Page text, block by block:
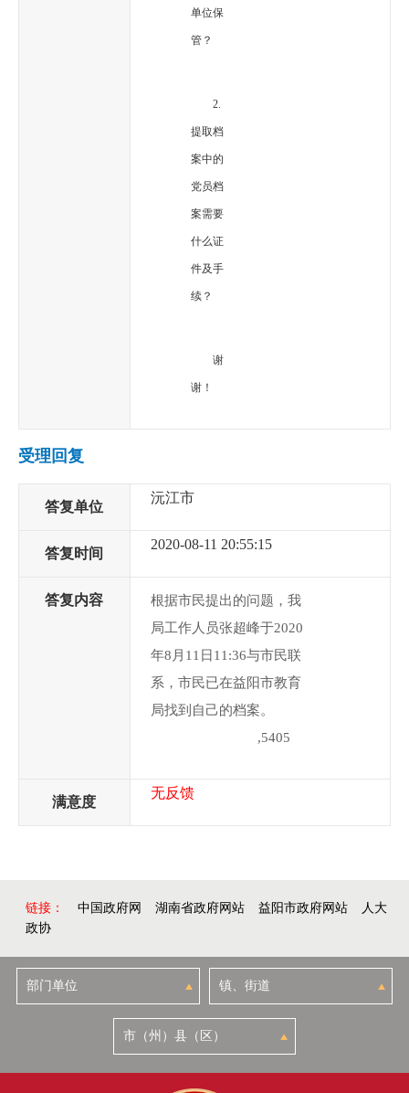
单位保
管？
2.
提取档
案中的
党员档
案需要
什么证
件及手
续？
谢
谢！
受理回复
答复单位
沅江市
答复时间
2020-08-11 20:55:15
答复内容
根据市民提出的问题，我
局工作人员张超峰于2020
年8月11日11:36与市民联
系，市民已在益阳市教育
局找到自己的档案。
,5405
满意度
无反馈
链接： 中国政府网 湖南省政府网站 益阳市政府网站
人大
政协